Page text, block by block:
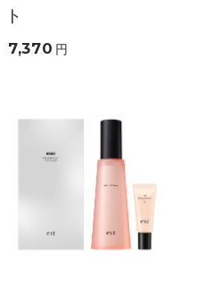
ト
7,370 円